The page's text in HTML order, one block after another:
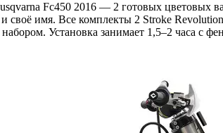
Fc450 2016 — 2 готовых цветовых
своё имя. Все комплекты 2 Stroke
Установка занимает 1,5–2 часа с